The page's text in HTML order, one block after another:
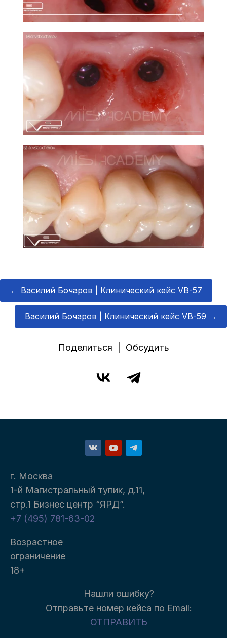
← Василий Бочаров | Клинический кейс VB-57
Василий Бочаров | Клинический кейс VB-59 →
Поделиться | Обсудить
г. Москва
1-й Магистральный тупик, д.11,
стр.1 Бизнес центр “ЯРД”.
+7 (495) 781-63-02
Возрастное
ограничение
18+
Нашли ошибку?
Отправьте номер кейса по Email:
ОТПРАВИТЬ